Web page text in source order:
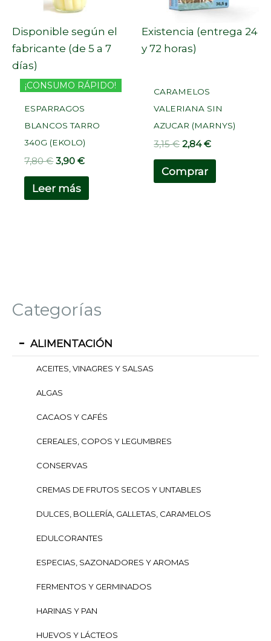
Categorías
ALIMENTACIÓN
ACEITES, VINAGRES Y SALSAS
ALGAS
CACAOS Y CAFÉS
CEREALES, COPOS Y LEGUMBRES
CONSERVAS
CREMAS DE FRUTOS SECOS Y UNTABLES
DULCES, BOLLERÍA, GALLETAS, CARAMELOS
EDULCORANTES
ESPECIAS, SAZONADORES Y AROMAS
FERMENTOS Y GERMINADOS
HARINAS Y PAN
HUEVOS Y LÁCTEOS
¡CONSUMO RÁPIDO!
Disponible según el
fabricante (de 5 a 7
días)
ESPARRAGOS
BLANCOS TARRO
340G (EKOLO)
7,80€ 3,90€
Leer más
Existencia (entrega 24
y 72 horas)
CARAMELOS
VALERIANA SIN
AZUCAR (MARNYS)
3,15€ 2,84€
Comprar